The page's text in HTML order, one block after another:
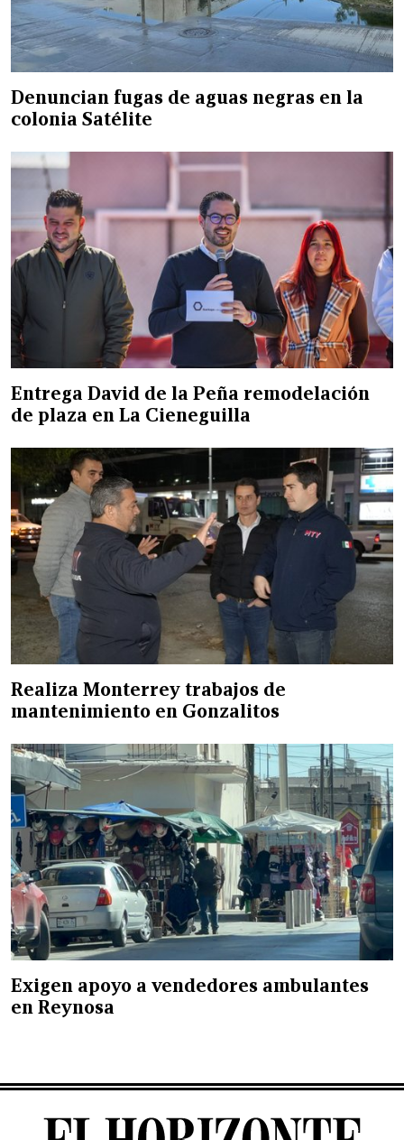
Denuncian fugas de aguas negras en la
colonia Satélite
Entrega David de la Peña remodelación
de plaza en La Cieneguilla
Realiza Monterrey trabajos de
mantenimiento en Gonzalitos
Exigen apoyo a vendedores ambulantes
en Reynosa